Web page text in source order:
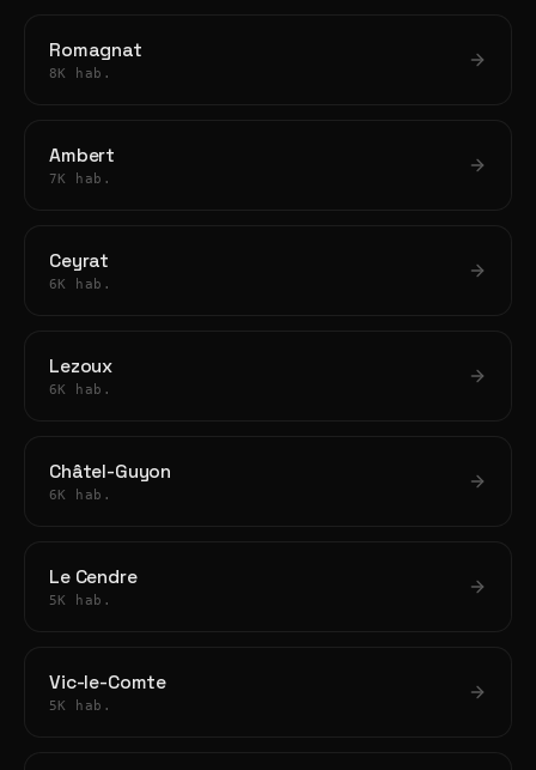
Romagnat
8K hab.
Ambert
7K hab.
Ceyrat
6K hab.
Lezoux
6K hab.
Châtel-Guyon
6K hab.
Le Cendre
5K hab.
Vic-le-Comte
5K hab.